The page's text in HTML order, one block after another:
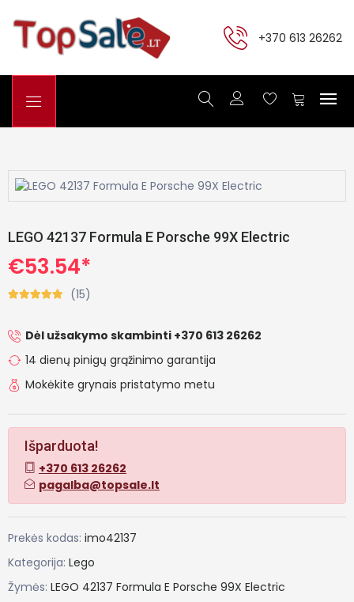
+370 613 26262
LEGO 42137 Formula E Porsche 99X Electric
€53.54*
(15)
Dėl užsakymo skambinti +370 613 26262
14 dienų pinigų grąžinimo garantija
Mokėkite grynais pristatymo metu
Išparduota!
+370 613 26262
pagalba@topsale.lt
Prekės kodas: imo42137
Kategorija: Lego
Žymės: LEGO 42137 Formula E Porsche 99X Electric